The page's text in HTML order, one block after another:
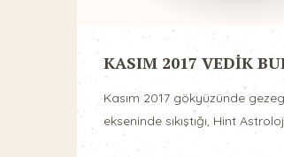
KASIM 2017 VEDİK
Kasım 2017 gökyüzünde
ekseninde sıkıştığı, Hint